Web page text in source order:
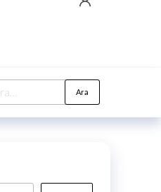
Ara